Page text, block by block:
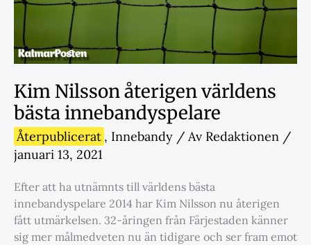
Kim Nilsson återigen världens
bästa innebandyspelare
Återpublicerat , Innebandy / Av Redaktionen /
januari 13, 2021
Efter att ha utnämnts till världens bästa
innebandyspelare 2014 har Kim Nilsson nu återigen
fått utmärkelsen. 32-åringen från Färjestaden känner
sig mer målmedveten nu än tidigare och ser fram emot